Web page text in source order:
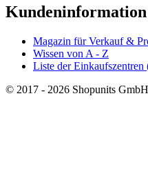
Kundeninformation
Magazin für Verkauf &
Wissen von A - Z
Liste der Einkaufszentren
© 2017 - 2026 Shopunits